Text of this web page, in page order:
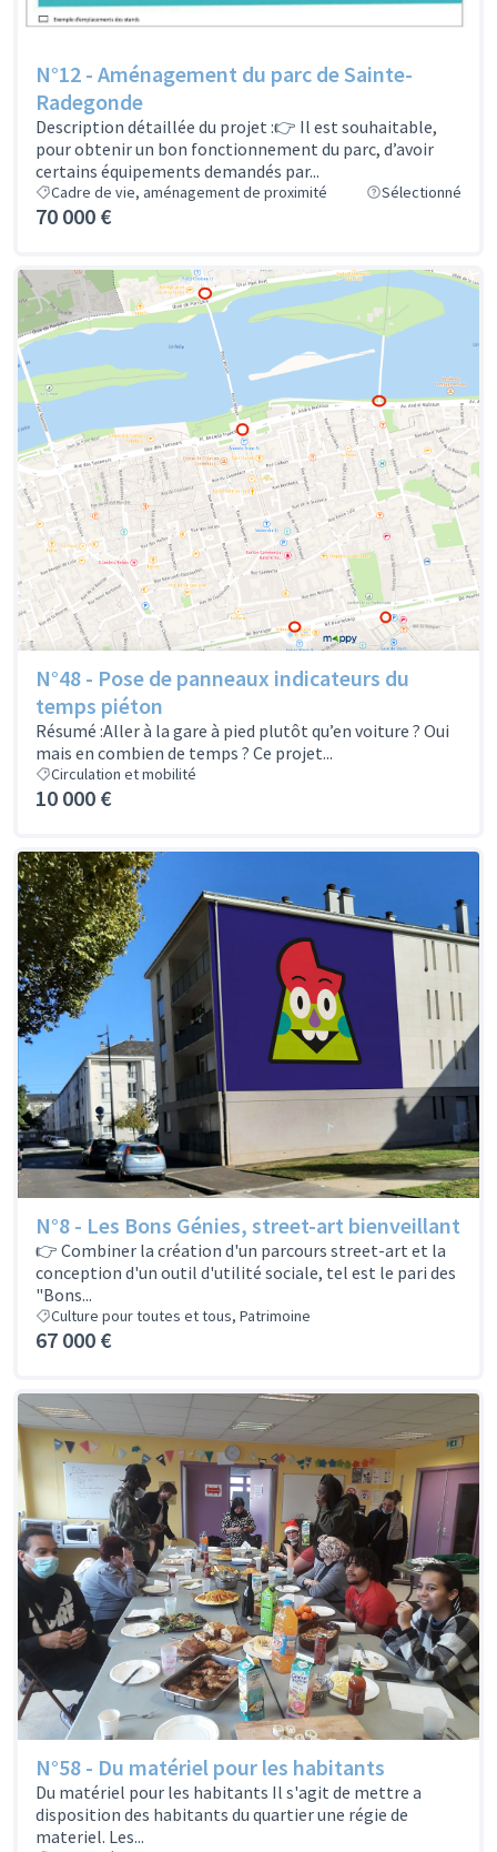
N°12 - Aménagement du parc de Sainte-
Radegonde
Description détaillée du projet :👉 Il est souhaitable,
pour obtenir un bon fonctionnement du parc, d’avoir
certains équipements demandés par...
Cadre de vie, aménagement de proximité Sélectionné
70 000 €
N°48 - Pose de panneaux indicateurs du
temps piéton
Résumé :Aller à la gare à pied plutôt qu’en voiture ? Oui
mais en combien de temps ? Ce projet...
Circulation et mobilité
10 000 €
N°8 - Les Bons Génies, street-art bienveillant
👉 Combiner la création d'un parcours street-art et la
conception d'un outil d'utilité sociale, tel est le pari des
"Bons...
Culture pour toutes et tous, Patrimoine
67 000 €
N°58 - Du matériel pour les habitants
Du matériel pour les habitants Il s'agit de mettre a
disposition des habitants du quartier une régie de
materiel. Les...